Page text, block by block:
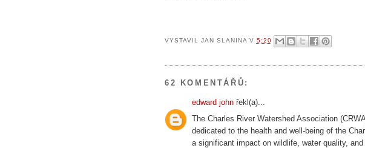
VYSTAVIL JAN SLANINA V 5:20
62 KOMENTÁŘŮ:
edward john řekl(a)...
The Charles River Watershed Association
dedicated to the health and well-being of the
a significant impact on wildlife, water quality,